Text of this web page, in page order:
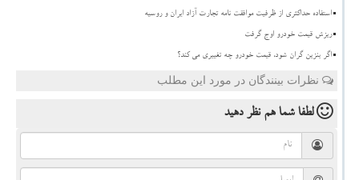
استفاده حداکثری از ظرفیت موافقت نامه تجارت آزاد ایران و روسیه
ریزش قیمت خودرو اوج گرفت
اگر بنزین گران شود، قیمت خودرو چه تغییری می کند؟
نظرات بینندگان در مورد این مطلب
لطفا شما همنظر دهید